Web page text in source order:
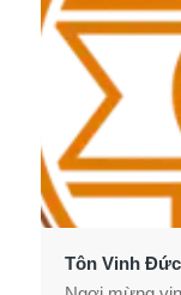
Tôn Vinh